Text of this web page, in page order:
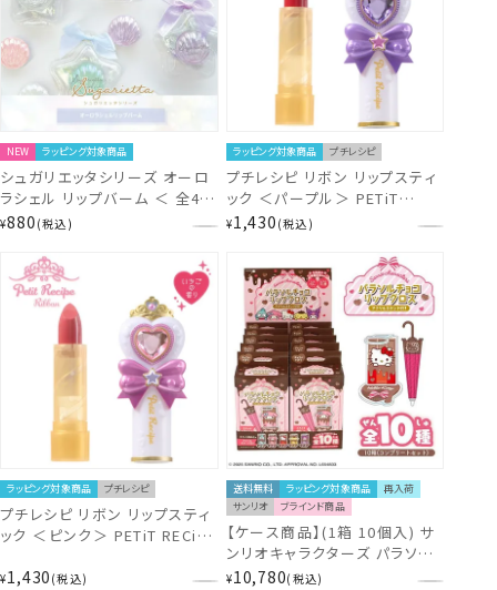
NEW ラッピング対象商品
シュガリエッタシリーズ オーロ
ラシェル リップバーム ＜ 全4種
＞ 粧美堂 SHOBIDO
¥880 税込
ラッピング対象商品 プチレシピ
プチレシピ リボン リップスティ
ック ＜パープル＞ PETiT
RECiPE Ribbon -大人用化粧
¥1,430 税込
ラッピング対象商品 プチレシピ
プチレシピ リボン リップスティ
ック ＜ピンク＞ PETiT RECiPE
NL41306
¥1,430 税込
送料無料 ラッピング対象商品
再入荷
サンリオ
ブラインド商品
【ケース商品】(1箱 10個入) サ
ンリオキャラクターズ パラソル
チョコリップグロス アクリルス
¥10,780 税込